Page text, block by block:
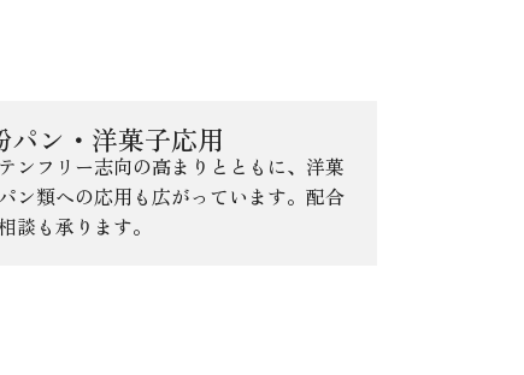
パン・洋菓子応用
ンフリー志向の高まりとともに、洋菓
ン類への応用も広がっています。配合
談も承ります。